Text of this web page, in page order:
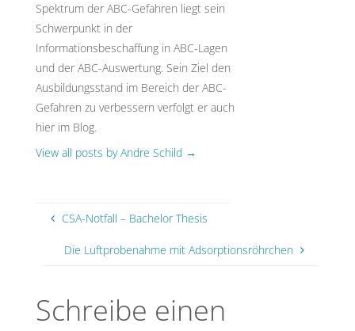
Spektrum der ABC-Gefahren liegt sein
Schwerpunkt in der
Informationsbeschaffung in ABC-Lagen
und der ABC-Auswertung. Sein Ziel den
Ausbildungsstand im Bereich der ABC-
Gefahren zu verbessern verfolgt er auch
hier im Blog.
View all posts by Andre Schild →
CSA-Notfall – Bachelor Thesis
Die Luftprobenahme mit Adsorptionsröhrchen
Schreibe einen